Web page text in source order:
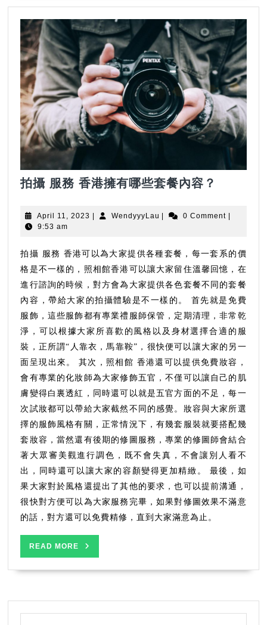
拍攝 服務 香港擁有哪些套餐內容？
服
港
擁
有
哪
些
套
餐
內
容？
April 11, 2023 April
| WendyyyLau WendyyyLau
| 0 Comment |
9:53 am
拍攝 服務 香港可以為大家提供各種套餐，每一套系的價
格是不一樣的，照相館香港可以讓大家留住溫馨回憶，在
進行諮詢的時候，對方會為大家提供各色套餐不同的套餐
內容，帶給大家的拍攝體驗是不一樣的。 首先就是免費
服飾，這些服飾都有專業禮服師保管，定期清理，非常乾
淨，可以根據大家所喜歡的風格以及身材選擇合適的服
裝，正所謂“人靠衣，馬靠鞍”，很快便可以讓大家的另一
面呈現出來。 其次，照相館 香港還可以提供免費妝容，
會有專業的化妝師為大家修飾五官，不僅可以讓自己的肌
膚變得白裏透紅，同時還可以就是五官方面的不足，每一
次試妝都可以帶給大家截然不同的感覺。妝容與大家所選
擇的服飾風格有關，正常情況下，有幾套服裝就要搭配幾
套妝容，當然還有後期的修圖服務，專業的修圖師會結合
著大眾審美觀進行調色，既不會失真，不會讓別人看不
出，同時還可以讓大家的容顏變得更加精緻。 最後，如
果大家對於風格還提出了其他的要求，也可以提前溝通，
很快對方便可以為大家服務完畢，如果對修圖效果不滿意
的話，對方還可以免費精修，直到大家滿意為止。
READ MORE
MORE